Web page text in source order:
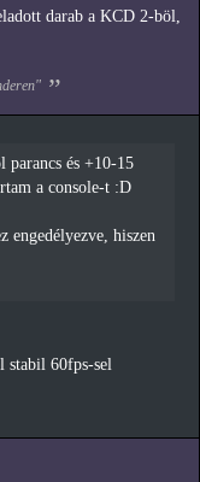
darab a KCD 2-böl,
és +10-15
a console-t :D
engedélyezve, hiszen
stabil 60fps-sel